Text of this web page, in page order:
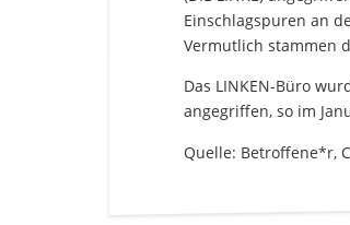
Einschlagspuren an
Vermutlich stammen
Das LINKEN-Büro
angegriffen, so im
Quelle: Betroffene*r,